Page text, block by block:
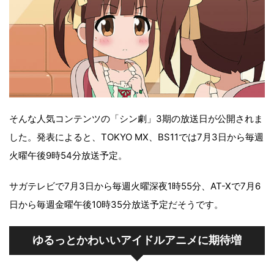
そんな人気コンテンツの「シン劇」3期の放送日が公開されま
した。発表によると、TOKYO MX、BS11では7月3日から毎週
火曜午後9時54分放送予定。
サガテレビで7月3日から毎週火曜深夜1時55分、AT-Xで7月6
日から毎週金曜午後10時35分放送予定だそうです。
ゆるっとかわいいアイドルアニメに期待増